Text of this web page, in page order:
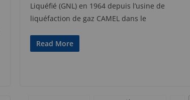
Liquéfié (GNL) en 1964 depuis l’usine de
liquéfaction de gaz CAMEL dans le
Read More